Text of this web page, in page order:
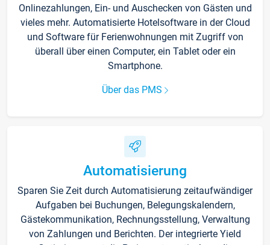
Onlinezahlungen, Ein- und Auschecken von Gästen und
vieles mehr. Automatisierte Hotelsoftware in der Cloud
und Software für Ferienwohnungen mit Zugriff von
überall über einen Computer, ein Tablet oder ein
Smartphone.
Über das PMS
Automatisierung
Sparen Sie Zeit durch Automatisierung zeitaufwändiger
Aufgaben bei Buchungen, Belegungskalendern,
Gästekommunikation, Rechnungsstellung, Verwaltung
von Zahlungen und Berichten. Der integrierte Yield